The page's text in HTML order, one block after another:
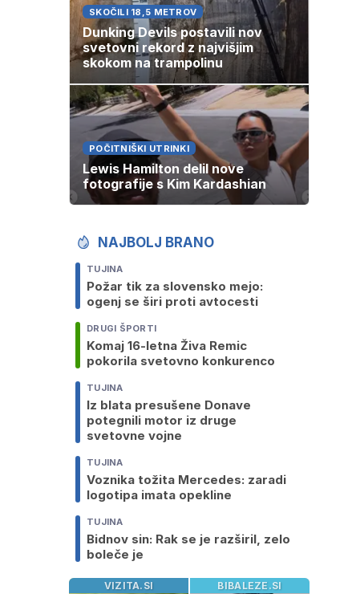
SKOČILI 18,5 METROV
Dunking Devils postavili nov
svetovni rekord z najvišjim
skokom na trampolinu
POČITNIŠKI UTRINKI
Lewis Hamilton delil nove
fotografije s Kim Kardashian
NAJBOLJ BRANO
TUJINA
Požar tik za slovensko mejo:
ogenj se širi proti avtocesti
DRUGI ŠPORTI
Komaj 16-letna Živa Remic
pokorila svetovno konkurenco
TUJINA
Iz blata presušene Donave
potegnili motor iz druge
svetovne vojne
TUJINA
Voznika tožita Mercedes: zaradi
logotipa imata opekline
TUJINA
Bidnov sin: Rak se je razširil, zelo
boleče je
VIZITA.SI BIBALEZE.SI